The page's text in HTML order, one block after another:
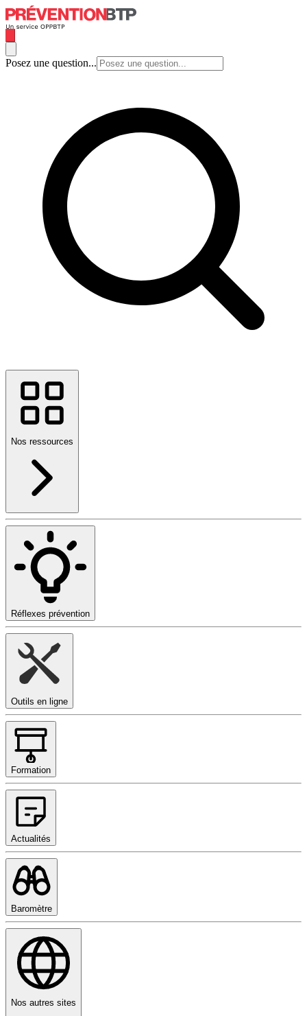
Posez une question...
Nos ressources
Réflexes prévention
Outils en ligne
Formation
Actualités
Baromètre
Nos autres sites